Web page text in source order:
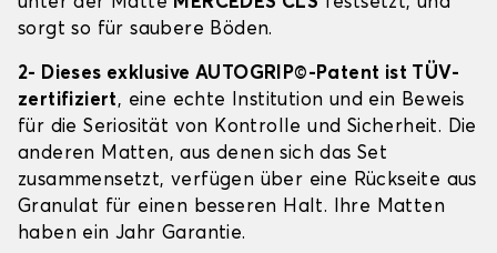
sorgt so für saubere Böden.
2- Dieses exklusive AUTOGRIP©-Patent ist TÜV-
zertifiziert, eine echte Institution und ein Beweis
für die Seriosität von Kontrolle und Sicherheit. Die
anderen Matten, aus denen sich das Set
zusammensetzt, verfügen über eine Rückseite aus
Granulat für einen besseren Halt. Ihre Matten
haben ein Jahr Garantie.